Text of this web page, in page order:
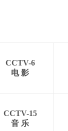
CCTV-6
电 影
CCTV-15
音 乐